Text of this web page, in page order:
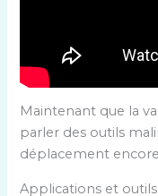
Maintenant que la
parler des outils
déplacement
Applications et